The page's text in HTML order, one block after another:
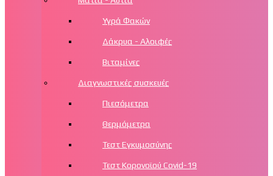
Υγρά Φακών
Δάκρυα - Αλοιφές
Βιταμίνες
Διαγνωστικές συσκευές
Πιεσόμετρα
Θερμόμετρα
Τεστ Εγκυμοσύνης
Τεστ Κορονοϊού Covid-19